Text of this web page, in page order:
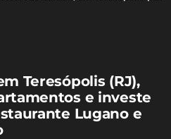
Teresópolis (RJ),
e investe
Lugano e